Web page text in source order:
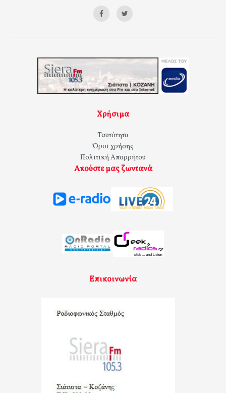
Χρήσιμα
Ταυτότητα
Όροι χρήσης
Πολιτική Απορρήτου
Ακούστε μας ζωντανά
Επικοινωνία